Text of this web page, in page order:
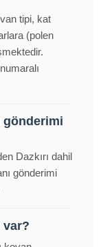
tipi, kat
(polen
gönderimi
Dazkırı dahil
gönderimi
var?